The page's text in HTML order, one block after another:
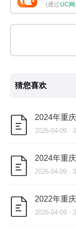
(通过 UC网
猜您喜欢
2024年重
2026-04-09 ·
2024年重
2026-04-09 ·
2022年重
2026-04-09 ·